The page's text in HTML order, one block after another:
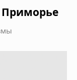
Приморье